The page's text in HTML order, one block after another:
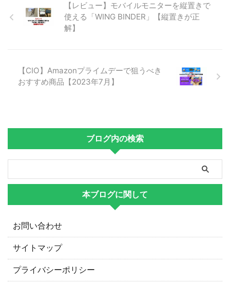
【レビュー】モバイルモニターを縦置きで
使える「WING BINDER」【縦置きが正
解】
【CIO】Amazonプライムデーで狙うべき
おすすめ商品【2023年7月】
ブログ内の検索
本ブログに関して
お問い合わせ
サイトマップ
プライバシーポリシー